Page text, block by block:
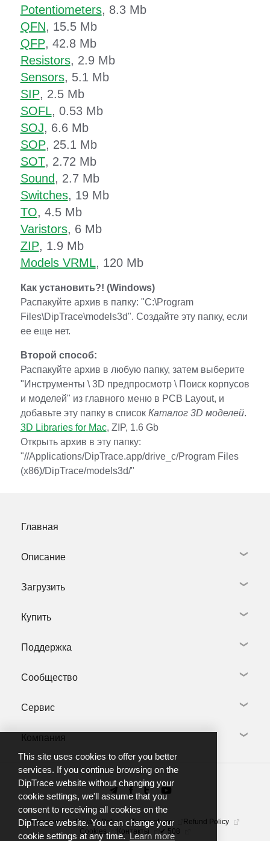
This site uses cookies to offer you better
services. If you continue browsing on the
DipTrace website without changing your
cookie settings, we'll assume that you
consent to receiving all cookies on the
DipTrace website. You can change your
cookie settings at any time. Learn more
Potentiometers, 8.3 Mb
QFN, 15.5 Mb
QFP, 42.8 Mb
Resistors, 2.9 Mb
Sensors, 5.1 Mb
SIP, 2.5 Mb
SOFL, 0.53 Mb
SOJ, 6.6 Mb
SOP, 25.1 Mb
SOT, 2.72 Mb
Sound , 2.7 Mb
Switches, 19 Mb
TO, 4.5 Mb
Varistors, 6 Mb
ZIP, 1.9 Mb
Models VRML, 120 Mb
Как установить?! (Windows)
Распакуйте архив в папку: "C:\Program
Files\DipTrace\models3d". Создайте эту папку, если
ее еще нет.
Второй способ:
Распакуйте архив в любую папку, затем выберите
"Инструменты \ 3D предпросмотр \ Поиск корпусов
и моделей" из главного меню в PCB Layout, и
добавьте эту папку в список Каталог 3D моделей.
3D Libraries for Mac, ZIP, 1.6 Gb
Открыть архив в эту папку:
"//Applications/DipTrace.app/drive_c/Program Files
(x86)/DipTrace/models3d/"
Главная
Описание
Схемотехника
Библиотеки
Видео тур
Загрузить
Скачать DipTrace
Языки
Полезные программы
Купить
Купить DipTrace
Некоммерческая версия
Поддержка
Задать Вопрос
Установка программы
Учебник и справочники
Тренинги
FAQ
Сообщество
Форум DipTrace
Группа в Telegram
YouTube канал
Сервис
Разработка библиотек
Производители плат
Компания
О нас
Новости
Контакты
Компания Privacy Policy Terms of use
Refund Policy
Cookies
Контакты ✔ 508